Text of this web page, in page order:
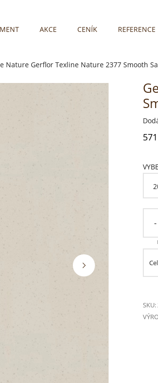
AKCE CENÍK REFERENCE
Nature Gerflor Texline Nature 2377 Smooth
-
SKU: